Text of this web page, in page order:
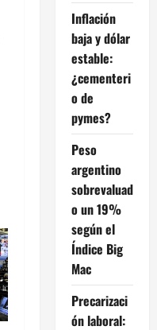
Inflación
baja y dólar
estable:
¿cementeri
o de
pymes?
Peso
argentino
sobrevaluad
o un 19%
según el
Índice Big
Mac
Precarizaci
ón laboral: